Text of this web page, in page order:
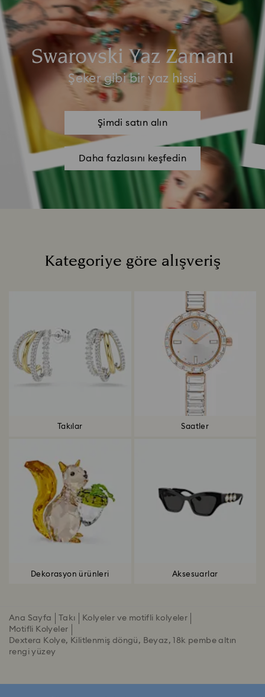
Swarovski Yaz Zamanı
Şeker gibi bir yaz hissi
Şimdi satın alın
Daha fazlasını keşfedin
Kategoriye göre alışveriş
Takılar Saatler
Dekorasyon ürünleri Aksesuarlar
Ana Sayfa Takı
Kolyeler ve motifli kolyeler
Motifli Kolyeler
Dextera Kolye, Kilitlenmiş döngü, Beyaz, 18k pembe altın
rengi yüzey